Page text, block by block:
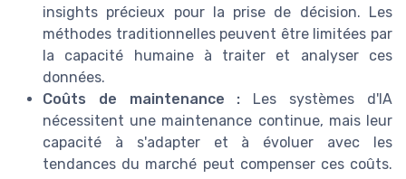
insights précieux pour la prise de décision. Les
méthodes traditionnelles peuvent être limitées par
la capacité humaine à traiter et analyser ces
données.
Coûts de maintenance : Les systèmes d'IA
nécessitent une maintenance continue, mais leur
capacité à s'adapter et à évoluer avec les
tendances du marché peut compenser ces coûts.